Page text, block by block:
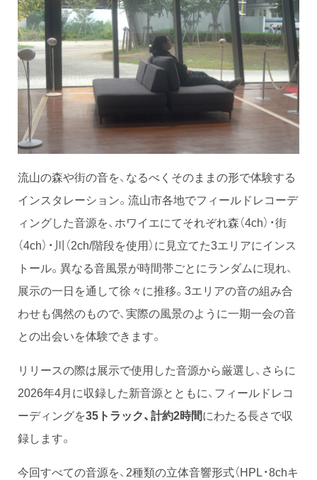
流山の森や街の音を、なるべくそのままの形で体験する
インスタレーション。流山市各地でフィールドレコーデ
ィングした音源を、ホワイエにてそれぞれ森（4ch）・街
（4ch）・川（2ch/階段を使用）に見立てた3エリアにインス
トール。異なる音風景が時間帯ごとにランダムに現れ、
展示の一日を通して徐々に推移。3エリアの音の組み合
わせも偶然のもので、実際の風景のように一期一会の音
との出会いを体験できます。
リリースの際は展示で使用した音源から厳選し、さらに
2026年4月に収録した新音源とともに、フィールドレコ
ーディングを35トラック、計約2時間にわたる長さで収
録します。
今回すべての音源を、2種類の立体音響形式（HPL・8chキ